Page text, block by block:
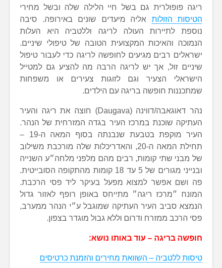
ריגה פופולרית גם בשל חיי הלילה שלה ובשל מחירי
הטיסות הזולות אליה מיעדים שונים באירופה. סיבה
נוספת לתיירות העולה לריגה וללטביה היא העלות
הנמוכה והאיכות המקצועית הטובה של טיפולי שיניים.
ישראלים רבים מגיעים לחופשה לריגה כדי לעבור טיפול
שיניים זול, אך יש לריגה הרבה מה להציע גם למטייל
הישראלי הצעיר וגם לזוגות צעירים או משפחות
שמתכננות חופשה בריגה עם הילדים.
נהר דאוגאבה/דווינה (Daugava) חוצה את ריגה והעיר
העתיקה שוכנת במרכז העיר בגדה המזרחית של הנהר.
העיר מוקפת בטבעת שנבנתה בסוף המאה ה-19 –
תחילת המאה ה-20, והאדריכלות שלה מורכבת משילוב
של מבני שתי קומות, רבים מהם מלפני מלחה״ע השנייה
ובנייני מגורים של 5 עד 18 קומות מהתקופה הסובייטית.
פה ושם אפשר למצוא מפעל בעיקר ליד פסי הרכבת.
המונח ״מרכז ריגה״ מתייחס באופן רופף לאזור גדול
הנמצא סביב העיר העתיקה שמוגבל ע״י הנהר ממערב,
פסי הרכב ממזרח ודרום וללא גבול מוגדר בצפון.
חופשה בריגה – עוד באותו נושא:
טיסות ללטביה – השוואת מחירים והזמנת כרטיסים